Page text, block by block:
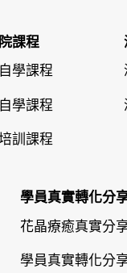
課程
學課程
學課程
訓課程
學員真實轉化分
花晶療癒真實分
學員真實轉化分